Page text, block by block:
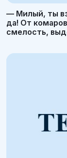
— Милый, ты
да! От
смелость,